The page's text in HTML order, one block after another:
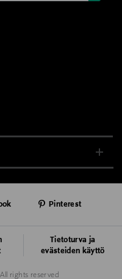
rights reserved
Tietoturva ja
evästeiden käyttö
Pinterest